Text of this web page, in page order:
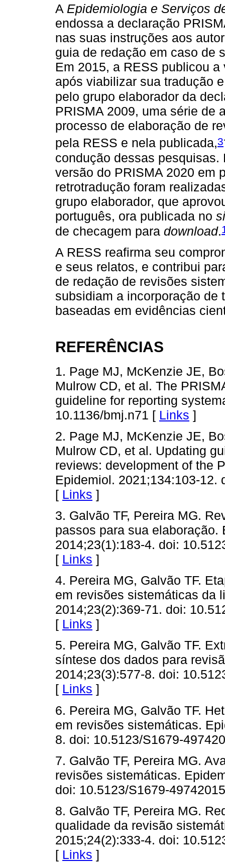
A Epidemiologia e Serviços
endossa a declaração
nas suas instruções aos
guia de redação em caso de
Em 2015, a RESS publicou
após viabilizar sua tradução
pelo grupo elaborador da
PRISMA 2009, uma série de
processo de elaboração de
pela RESS e nela publicada,3
condução dessas
versão do PRISMA 2020 em
retrotradução foram
grupo elaborador, que
português, ora publicada no
de checagem para download.
A RESS reafirma seu
e seus relatos, e contribui
de redação de revisões
subsidiam a incorporação de
baseadas em evidências
REFERÊNCIAS
1. Page MJ, McKenzie JE,
Mulrow CD, et al. The
guideline for reporting
10.1136/bmj.n71 [ Links ]
2. Page MJ, McKenzie JE,
Mulrow CD, et al. Updating
reviews: development of the
Epidemiol. 2021;134:103-12.
[ Links ]
3. Galvão TF, Pereira MG.
passos para sua elaboração.
2014;23(1):183-4. doi:
[ Links ]
4. Pereira MG, Galvão TF.
em revisões sistemáticas da
2014;23(2):369-71. doi:
[ Links ]
5. Pereira MG, Galvão TF.
síntese dos dados para
2014;23(3):577-8. doi:
[ Links ]
6. Pereira MG, Galvão TF.
em revisões sistemáticas.
8. doi: 10.5123/S1679-
7. Galvão TF, Pereira MG.
revisões sistemáticas.
doi: 10.5123/S1679-
8. Galvão TF, Pereira MG.
qualidade da revisão
2015;24(2):333-4. doi:
[ Links ]